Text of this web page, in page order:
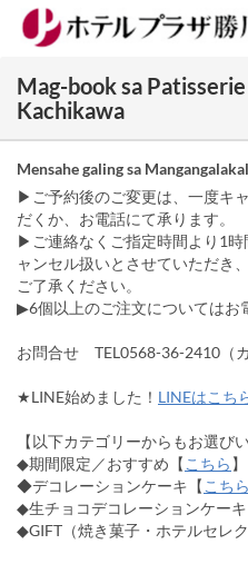
Mag-book sa
Kachikawa
Mensahe galing sa Mangangalakal
▶ご予約後のご変更は、一度キ
だくか、お電話にて承ります。
▶ご連絡なくご指定時間より1
ャンセル扱いとさせていただき
ご了承ください。
▶6個以上のご注文についてはお
お問合せ TEL0568-36-2410（
★LINE始めました！ LINEはこち
【以下カテゴリーからもお選び
◆期間限定／おすすめ【 こちら 】
◆デコレーションケーキ【 こちら
◆生チョコデコレーションケーキ
◆GIFT（焼き菓子・ホテルセレ